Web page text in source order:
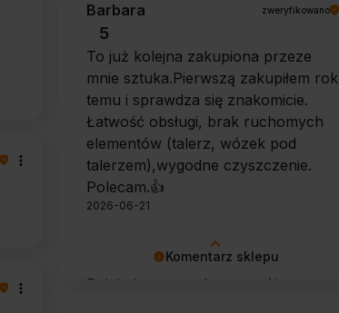
zakup spełniły Pana oczekiwania.
Dziękujemy za zaufanie.
Komentarz sklepu
Dziękujemy za tak szczegółową
Barbara zweryfikowano
5
To już kolejna zakupiona przeze
mnie sztuka.Pierwszą zakupiłem rok
temu i sprawdza się znakomicie.
Łatwość obsługi, brak ruchomych
elementów (talerz, wózek pod
talerzem),wygodne czyszczenie.
Polecam.👍️
2026-06-21